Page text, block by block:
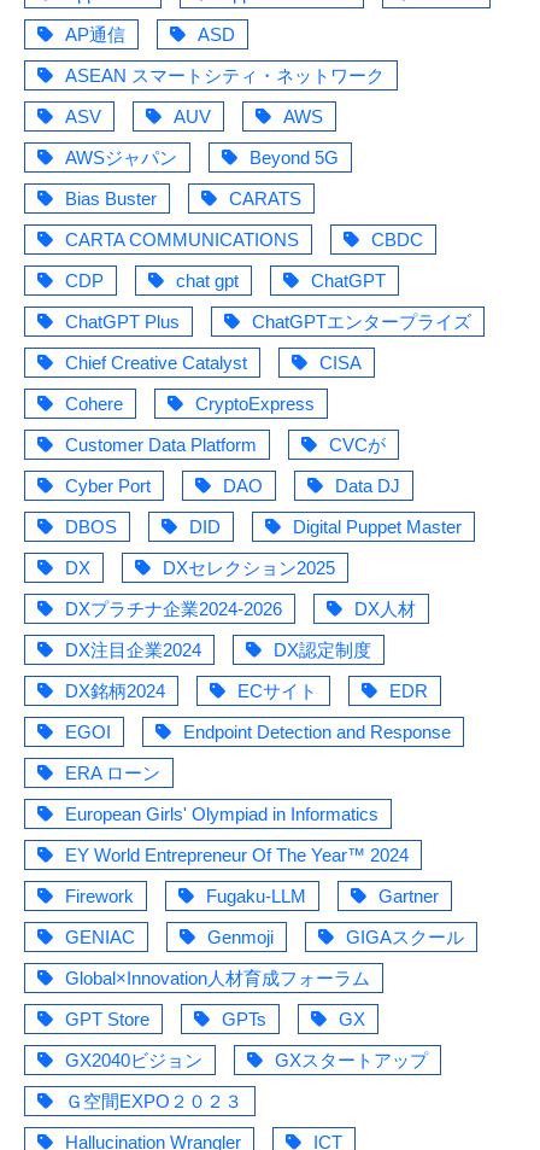
AP通信
ASD
ASEAN スマートシティ・ネットワーク
ASV
AUV
AWS
AWSジャパン
Beyond 5G
Bias Buster
CARATS
CARTA COMMUNICATIONS
CBDC
CDP
chat gpt
ChatGPT
ChatGPT Plus
ChatGPTエンタープライズ
Chief Creative Catalyst
CISA
Cohere
CryptoExpress
Customer Data Platform
CVCが
Cyber Port
DAO
Data DJ
DBOS
DID
Digital Puppet Master
DX
DXセレクション2025
DXプラチナ企業2024-2026
DX人材
DX注目企業2024
DX認定制度
DX銘柄2024
ECサイト
EDR
EGOI
Endpoint Detection and Response
ERA ローン
European Girls' Olympiad in Informatics
EY World Entrepreneur Of The Year™ 2024
Firework
Fugaku-LLM
Gartner
GENIAC
Genmoji
GIGAスクール
Global×Innovation人材育成フォーラム
GPT Store
GPTs
GX
GX2040ビジョン
GXスタートアップ
Ｇ空間EXPO２０２３
Hallucination Wrangler
ICT